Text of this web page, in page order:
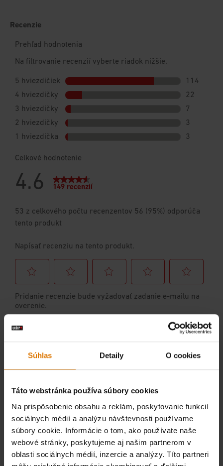
Súhlas Detaily O cookies
Táto webstránka používa súbory cookies
Na prispôsobenie obsahu a reklám, poskytovanie funkcií
sociálnych médií a analýzu návštevnosti používame
súbory cookie. Informácie o tom, ako používate naše
webové stránky, poskytujeme aj našim partnerom v
oblasti sociálnych médií, inzercie a analýzy. Títo partneri